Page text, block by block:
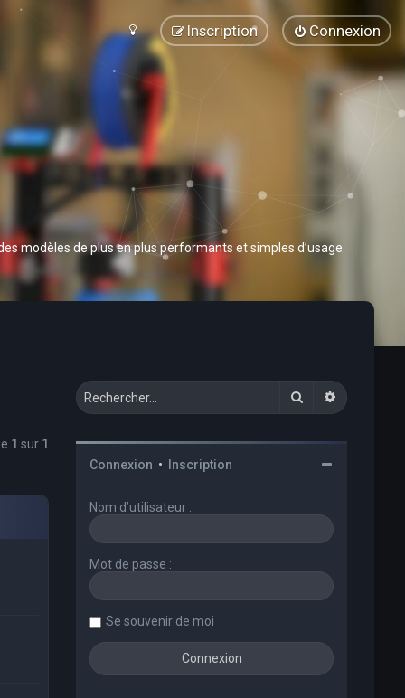
Connexion
Inscription
modèles de plus en plus performants et simples d’usage.
1 sur 1
Rechercher
Connexion • Inscription
Nom d’utilisateur :
Mot de passe :
Se souvenir de moi